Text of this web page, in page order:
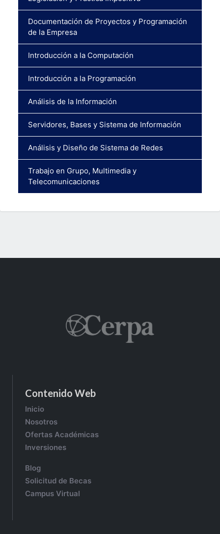
Documentación de Proyectos y Programación
de la Empresa
Introducción a la Computación
Introducción a la Programación
Análisis de la Información
Servidores, Bases y Sistema de Información
Análisis y Diseño de Sistema de Redes
Trabajo en Grupo, Multimedia y
Telecomunicaciones
Contenido Web
Inicio
Nosotros
Ofertas Académicas
Inversiones
Blog
Solicitud de Becas
Campus Virtual